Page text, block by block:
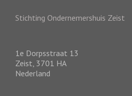
Stichting Ondernemershuis Zeist
1e Dorpsstraat 13
Zeist, 3701 HA
Nederland